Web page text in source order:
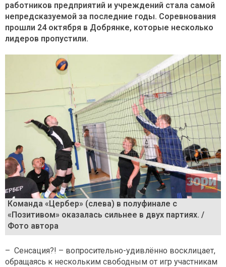
работников предприятий и учреждений стала самой
непредсказуемой за последние годы. Соревнования
прошли 24 октября в Добрянке, которые несколько
лидеров пропустили.
Команда «Цербер» (слева) в полуфинале с
«Позитивом» оказалась сильнее в двух партиях. /
Фото автора
– Сенсация?! – вопросительно-удивлённо восклицает,
обращаясь к нескольким свободным от игр участникам